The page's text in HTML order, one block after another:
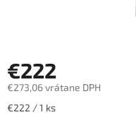
€222
€273,06 vrátane DPH
Jednotková
€222 / 1 ks